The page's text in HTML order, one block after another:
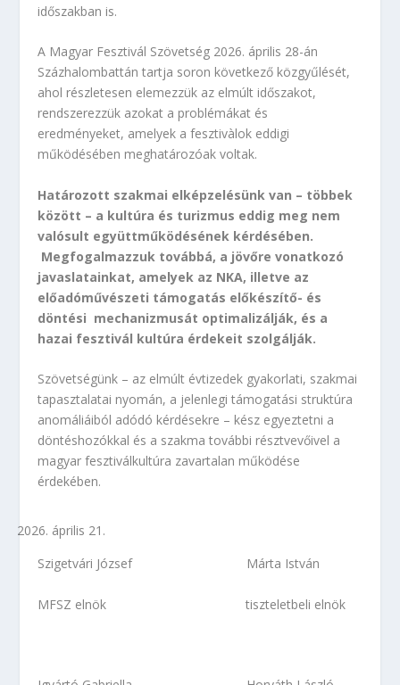
időszakban is.
A Magyar Fesztivál Szövetség 2026. április 28-án
Százhalombattán tartja soron következő közgyűlését,
ahol részletesen elemezzük az elmúlt időszakot,
rendszerezzük azokat a problémákat és
eredményeket, amelyek a fesztivàlok eddigi
működésében meghatározóak voltak.
Határozott szakmai elképzelésünk van – többek
között – a kultúra és turizmus eddig meg nem
valósult együttműködésének kérdésében.
Megfogalmazzuk továbbá, a jövőre vonatkozó
javaslatainkat, amelyek az NKA, illetve az
előadóművészeti támogatás előkészítő- és
döntési mechanizmusát optimalizálják, és a
hazai fesztivál kultúra érdekeit szolgálják.
Szövetségünk – az elmúlt évtizedek gyakorlati, szakmai
tapasztalatai nyomán, a jelenlegi támogatási struktúra
anomáliáiból adódó kérdésekre – kész egyeztetni a
döntéshozókkal és a szakma további résztvevőivel a
magyar fesztiválkultúra zavartalan működése
érdekében.
április 21.
Szigetvári József Márta István
MFSZ elnök tiszteletbeli elnök